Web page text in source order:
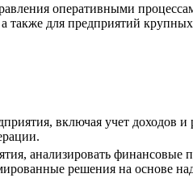
оперативными
также для предприятий
включая учет доходов
анализировать финансовые
решения на основе